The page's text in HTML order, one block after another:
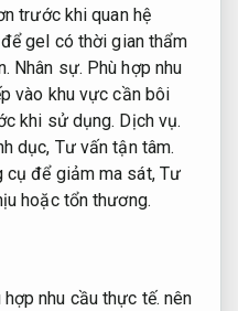
trước khi quan hệ
để gel có thời gian thẩm
Nhân sự. Phù hợp nhu
vào khu vực cần bôi
khi sử dụng. Dịch vụ.
dục, Tư vấn tận tâm.
cụ để giảm ma sát, Tư
hoặc tổn thương.
hợp nhu cầu thực tế. nên